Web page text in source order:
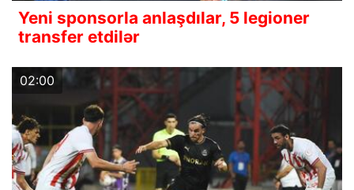
Yeni sponsorla anlaşdılar, 5 legioner
transfer etdilər
02:00